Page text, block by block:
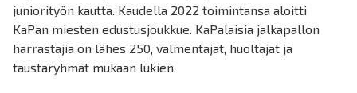
juniorityön kautta. Kaudella 2022 toimintansa aloitti
KaPan miesten edustusjoukkue. KaPalaisia jalkapallon
harrastajia on lähes 250, valmentajat, huoltajat ja
taustaryhmät mukaan lukien.